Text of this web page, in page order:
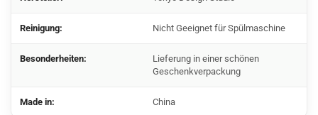
Reinigung: Nicht Geeignet für Spülmaschine
Besonderheiten:
Lieferung in einer schönen
Geschenkverpackung
Made in: China